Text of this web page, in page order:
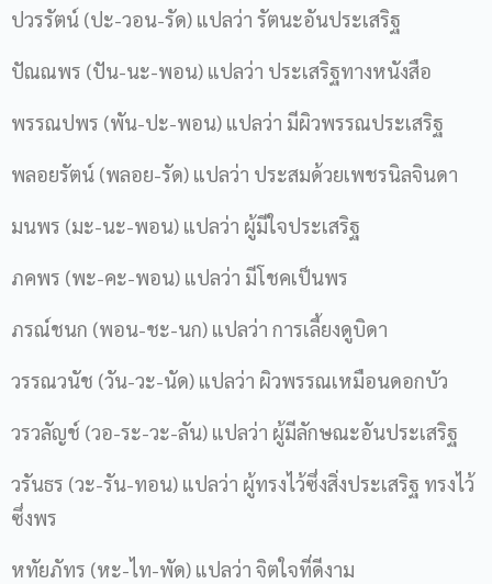
ปวรรัตน์ (ปะ-วอน-รัด) แปลว่า รัตนะอันประเสริฐ
ปัณณพร (ปัน-นะ-พอน) แปลว่า ประเสริฐทางหนังสือ
พรรณปพร (พัน-ปะ-พอน) แปลว่า มีผิวพรรณประเสริฐ
พลอยรัตน์ (พลอย-รัด) แปลว่า ประสมด้วยเพชรนิลจินดา
มนพร (มะ-นะ-พอน) แปลว่า ผู้มีใจประเสริฐ
ภคพร (พะ-คะ-พอน) แปลว่า มีโชคเป็นพร
ภรณ์ชนก (พอน-ชะ-นก) แปลว่า การเลี้ยงดูบิดา
วรรณวนัช (วัน-วะ-นัด) แปลว่า ผิวพรรณเหมือนดอกบัว
วรวลัญช์ (วอ-ระ-วะ-ลัน) แปลว่า ผู้มีลักษณะอันประเสริฐ
วรันธร (วะ-รัน-ทอน) แปลว่า ผู้ทรงไว้ซึ่งสิ่งประเสริฐ ทรงไว้
ซึ่งพร
หทัยภัทร (หะ-ไท-พัด) แปลว่า จิตใจที่ดีงาม